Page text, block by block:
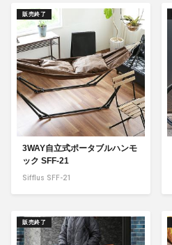
3WAY自立式ポータブルハンモ
ック SFF-21
Sifflus SFF-21
販売終了
販売終了